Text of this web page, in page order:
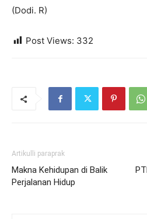
(Dodi. R)
Post Views: 332
Artikulli paraprak
Makna Kehidupan di Balik
Perjalanan Hidup